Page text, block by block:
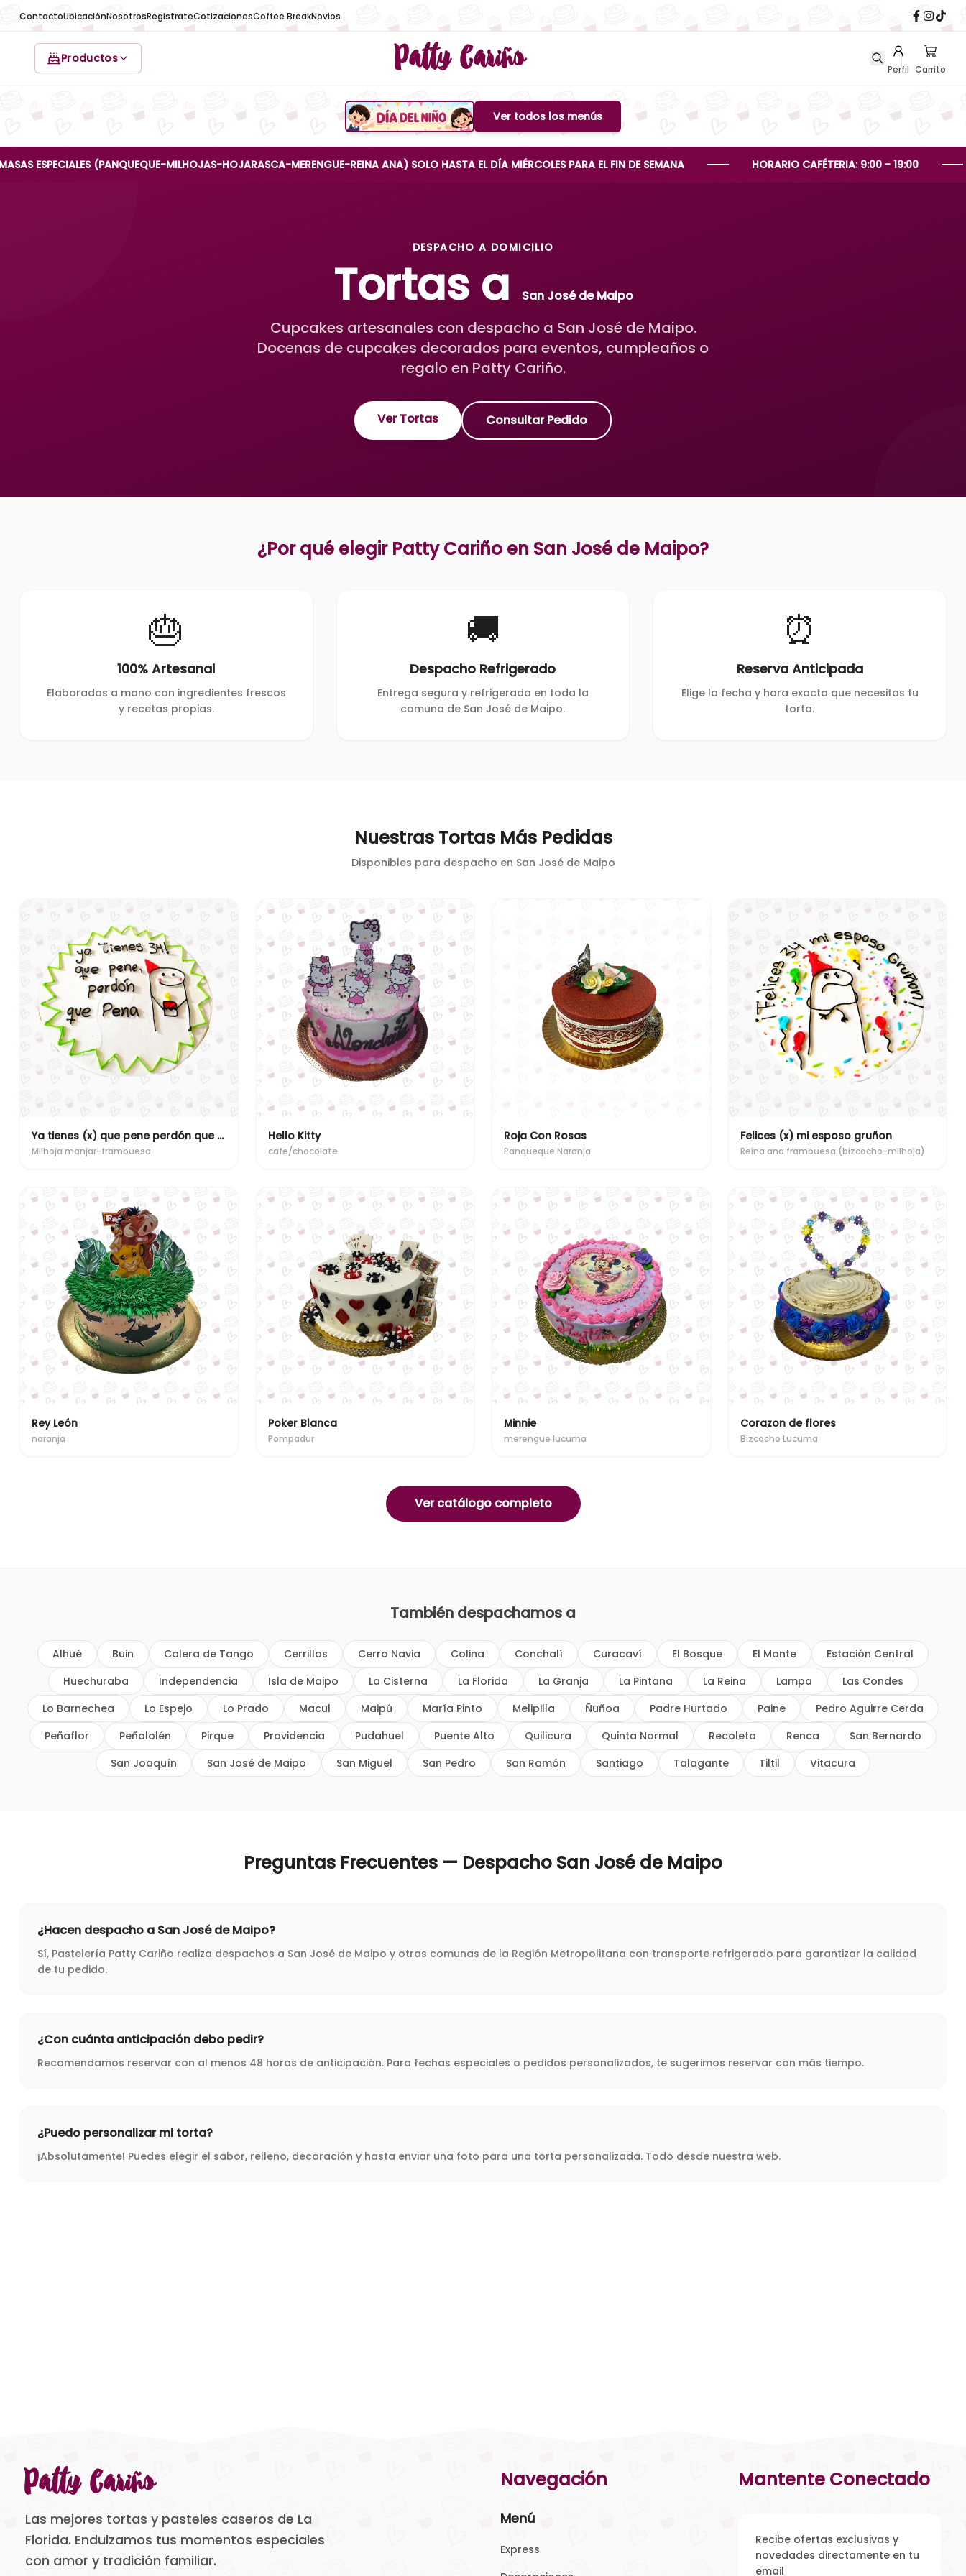
ContactoUbicaciónNosotrosRegistrateCotizacionesCoffee BreakNovios
Productos Patty Cariño Perfil Carrito
Boton de menuVer todos los menús
(PANQUEQUE-MILHOJAS-HOJARASCA-MERENGUE-REINA ANA) SOLO HASTA EL DÍA MIÉRCOLES PARA EL FIN DE SEMANA HORARIO CAFÉTERIA: 9:00 - 19:00
DESPACHO A DOMICILIO
Tortas a San José de Maipo
Cupcakes artesanales con despacho a San José de Maipo.
Docenas de cupcakes decorados para eventos, cumpleaños o
regalo en Patty Cariño.
Ver Tortas Consultar Pedido
¿Por qué elegir Patty Cariño en San José de Maipo?
🎂
100% Artesanal
Elaboradas a mano con ingredientes frescos
y recetas propias.
🚚
Despacho Refrigerado
Entrega segura y refrigerada en toda la
comuna de San José de Maipo.
⏰
Reserva Anticipada
Elige la fecha y hora exacta que necesitas tu
torta.
Nuestras Tortas Más Pedidas
Disponibles para despacho en San José de Maipo
Ya tienes (x) que pene perdón que pena
Milhoja manjar-frambuesa
Hello Kitty
cafe/chocolate
Roja Con Rosas
Panqueque Naranja
Felices (x) mi esposo gruñon
Reina ana frambuesa (bizcocho-milhoja)
Rey León
naranja
Poker Blanca
Pompadur
Minnie
merengue lucuma
Corazon de flores
Bizcocho Lucuma
Ver catálogo completo
También despachamos a
Alhué Buin Calera de Tango Cerrillos Cerro Navia Colina Conchalí Curacaví El Bosque El Monte
Estación Central
Huechuraba
Independencia Isla de Maipo La Cisterna La Florida La Granja La Pintana La Reina Lampa
Las Condes
Lo Barnechea
Lo Espejo Lo Prado Macul Maipú María Pinto Melipilla Ñuñoa Padre Hurtado Paine
Pedro Aguirre Cerda
Peñaflor
Peñalolén Pirque Providencia Pudahuel Puente Alto Quilicura Quinta Normal Recoleta Renca
San Bernardo
San Joaquín
San José de Maipo San Miguel San Pedro San Ramón Santiago Talagante Tiltil Vitacura
Preguntas Frecuentes — Despacho San José de Maipo
¿Hacen despacho a San José de Maipo?
Sí, Pastelería Patty Cariño realiza despachos a San José de Maipo y otras comunas de la Región Metropolitana con transporte refrigerado para garantizar la calidad
de tu pedido.
¿Con cuánta anticipación debo pedir?
Recomendamos reservar con al menos 48 horas de anticipación. Para fechas especiales o pedidos personalizados, te sugerimos reservar con más tiempo.
¿Puedo personalizar mi torta?
¡Absolutamente! Puedes elegir el sabor, relleno, decoración y hasta enviar una foto para una torta personalizada. Todo desde nuestra web.
Patty Cariño
Las mejores tortas y pasteles caseros de La
Florida. Endulzamos tus momentos especiales
con amor y tradición familiar.
Navegación
Menú
Express
Mantente Conectado
Recibe ofertas exclusivas y
novedades directamente en tu
email